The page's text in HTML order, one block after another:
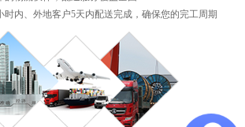
内、外地客户5天内配送完成，确保您的完工周期